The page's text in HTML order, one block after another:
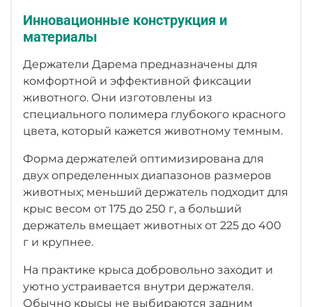
Инновационные конструкция и
материалы
Держатели Дарема предназначены для
комфортной и эффективной фиксации
животного. Они изготовлены из
специального полимера глубокого красного
цвета, который кажется животному темным.
Форма держателей оптимизирована для
двух определенных диапазонов размеров
животных; меньший держатель подходит для
крыс весом от 175 до 250 г, а больший
держатель вмещает животных от 225 до 400
г и крупнее.
На практике крыса добровольно заходит и
уютно устраивается внутри держателя.
Обычно крысы не выбираются задним